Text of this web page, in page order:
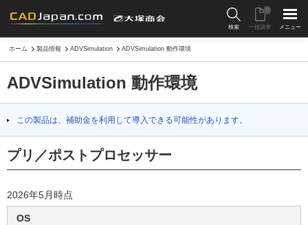
検索 一括請求
0
メニュー
ホーム 製品情報 ADVSimulation ADVSimulation 動作環境
ADVSimulation 動作環境
この製品は、補助金を利用して導入できる可能性があります。
プリ／ポストプロセッサー
2026年5月時点
OS